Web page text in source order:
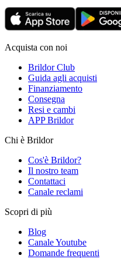
Acquista con noi
Brildor Club
Guida agli acquisti
Finanziamento
Consegna
Resi e cambi
APP Brildor
Chi è Brildor
Cos'è Brildor?
Il nostro team
Contattaci
Canale reclami
Scopri di più
Blog
Canale Youtube
Domande frequenti